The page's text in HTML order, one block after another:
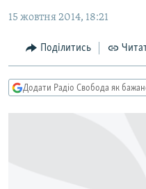
основної
Перейти
до
пошуку
СУСПІЛЬСТВО
РОСІЙСЬКА «ФІЛЬТРАЦІЯ»
ДОНБАС.РЕАЛІЇ
ТИ ЯК?
15 жовтня 2014, 18:21
Поділитись
Додати Радіо Свобода як